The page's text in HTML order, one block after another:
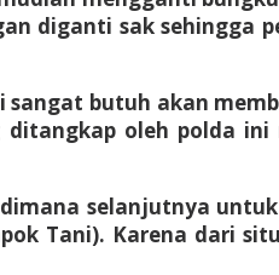
diganti sak sehingga
butuh akan
oleh polda
selanjutnya
Tani). Karena dari